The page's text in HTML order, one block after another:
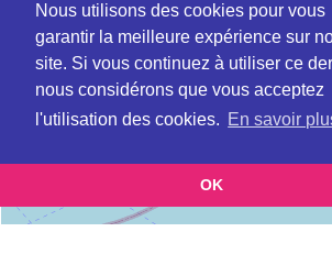
Nous utilisons des cookies pour vous
garantir la meilleure expérience sur
site. Si vous continuez à utiliser ce
nous considérons que vous acceptez
l'utilisation des cookies. En savoir
OK